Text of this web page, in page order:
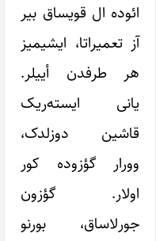
ائوده ال قویساق بیر
آز تعمیراتا، ایشیمیز
هر طرفدن أییلر.
یانی ایسته‌ریک
قاشین دوزلدک،
وورار گؤزوده کور
اولار. گ‍ؤزون
جورلاساق، بورنو